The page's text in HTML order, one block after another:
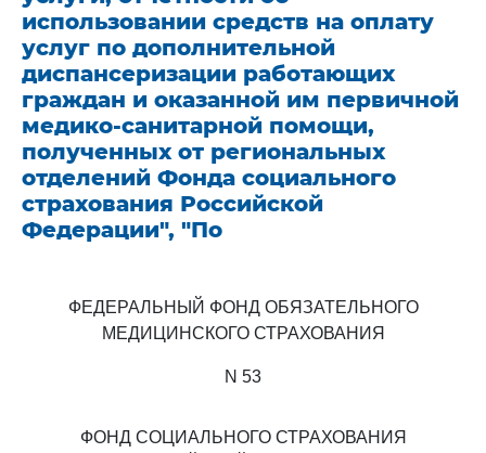
использовании средств на оплату
услуг по дополнительной
диспансеризации работающих
граждан и оказанной им первичной
медико-санитарной помощи,
полученных от региональных
отделений Фонда социального
страхования Российской
Федерации", "По
ФЕДЕРАЛЬНЫЙ ФОНД ОБЯЗАТЕЛЬНОГО
МЕДИЦИНСКОГО СТРАХОВАНИЯ
N 53
ФОНД СОЦИАЛЬНОГО СТРАХОВАНИЯ